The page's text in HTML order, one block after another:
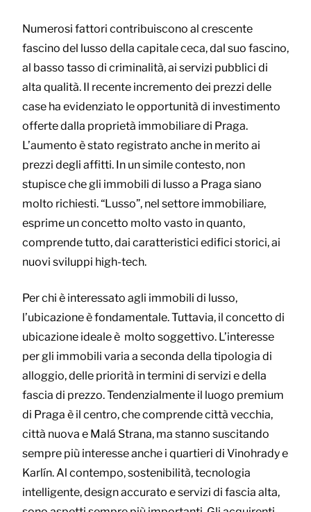
Numerosi fattori contribuiscono al crescente
fascino del lusso della capitale ceca, dal suo fascino,
al basso tasso di criminalità, ai servizi pubblici di
alta qualità. Il recente incremento dei prezzi delle
case ha evidenziato le opportunità di investimento
offerte dalla proprietà immobiliare di Praga.
L’aumento è stato registrato anche in merito ai
prezzi degli affitti. In un simile contesto, non
stupisce che gli immobili di lusso a Praga siano
molto richiesti. “Lusso”, nel settore immobiliare,
esprime un concetto molto vasto in quanto,
comprende tutto, dai caratteristici edifici storici, ai
nuovi sviluppi high-tech.
Per chi è interessato agli immobili di lusso,
l’ubicazione è fondamentale. Tuttavia, il concetto di
ubicazione ideale è molto soggettivo. L’interesse
per gli immobili varia a seconda della tipologia di
alloggio, delle priorità in termini di servizi e della
fascia di prezzo. Tendenzialmente il luogo premium
di Praga è il centro, che comprende città vecchia,
città nuova e Malá Strana, ma stanno suscitando
sempre più interesse anche i quartieri di Vinohrady e
Karlín. Al contempo, sostenibilità, tecnologia
intelligente, design accurato e servizi di fascia alta,